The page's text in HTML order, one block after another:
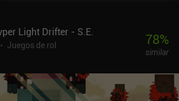
Light Drifter - S.E.
Juegos de rol
78%
similar